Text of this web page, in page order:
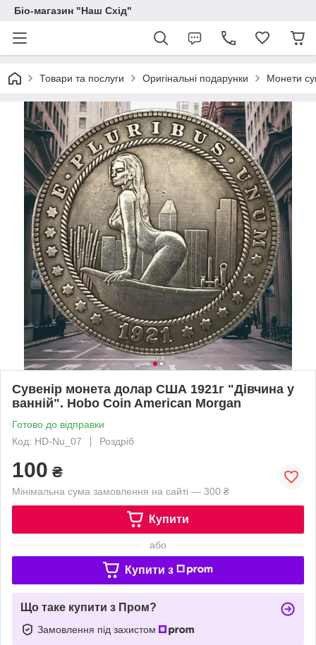
Біо-магазин "Наш Схід"
Товари та послуги Оригінальні подарунки Монети
Сувенір монета долар США 1921г "Дівчина у
ванній". Hobo Coin American Morgan
Готово до відправки
Код: HD-Nu_07
Роздріб
100 ₴
Мінімальна сума замовлення на сайті — 300 ₴
Купити
або
Купити з
Що таке купити з Пром?
Замовлення під захистом